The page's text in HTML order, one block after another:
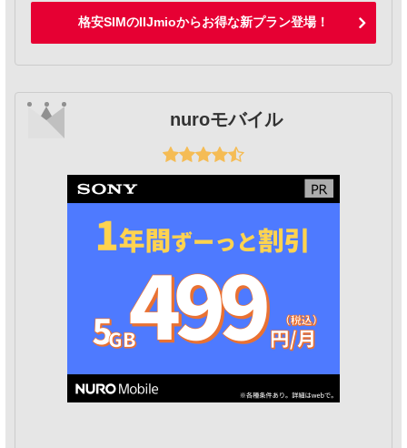
格安SIMのIIJmioからお得な新プラン登場！
nuroモバイル